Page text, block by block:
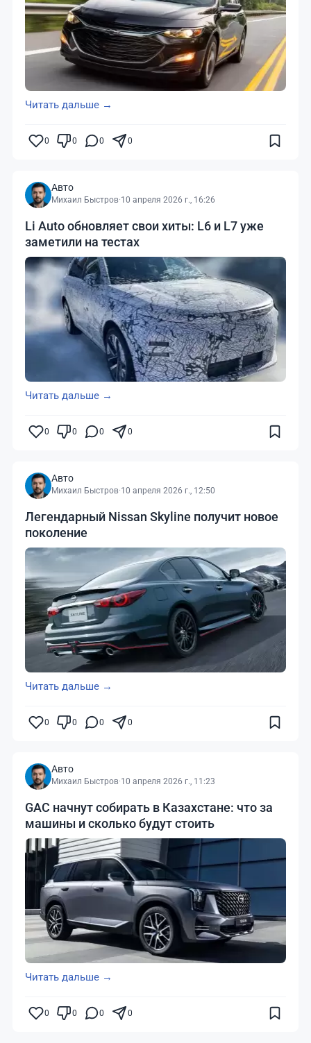
Читать дальше →
0 0 0 0
Авто
Михаил Быстров·10 апреля 2026 г., 16:26
Li Auto обновляет свои хиты: L6 и L7 уже
заметили на тестах
Читать дальше →
0 0 0 0
Авто
Михаил Быстров·10 апреля 2026 г., 12:50
Легендарный Nissan Skyline получит новое
поколение
Читать дальше →
0 0 0 0
Авто
Михаил Быстров·10 апреля 2026 г., 11:23
GAC начнут собирать в Казахстане: что за
машины и сколько будут стоить
Читать дальше →
0 0 0 0